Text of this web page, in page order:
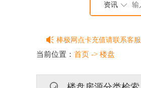
资讯
棒极网点卡充值请联系客服
客服QQ:2692290505
当前位置： 首页 -> 楼盘